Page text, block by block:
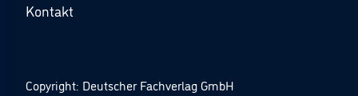
Kontakt
Copyright: Deutscher Fachverlag GmbH